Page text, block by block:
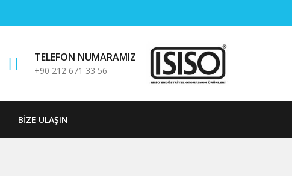
TELEFON NUMARAMIZ
+90 212 671 33 56
BIZE ULAŞIN